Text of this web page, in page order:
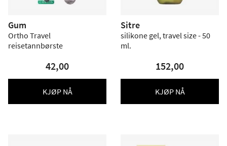
Gum
Ortho Travel
reisetannbørste
42,00
KJØP NÅ
Sitre
silikone gel, travel size - 50
ml.
152,00
KJØP NÅ